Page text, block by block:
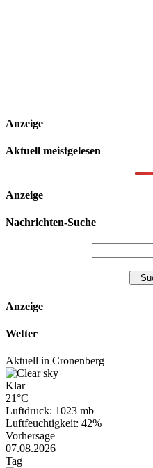
Anzeige
Aktuell meistgelesen
Anzeige
Nachrichten-Suche
Anzeige
Wetter
Aktuell in Cronenberg
Klar
21°C
Luftdruck: 1023 mb
Luftfeuchtigkeit: 42%
Vorhersage
07.08.2026
Tag